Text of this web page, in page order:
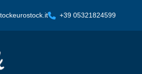
+39 05321824599